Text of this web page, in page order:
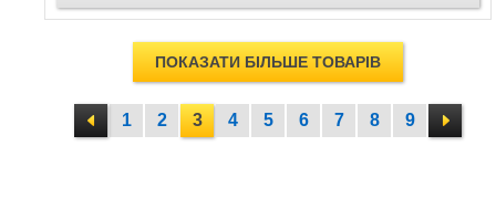
ПОКАЗАТИ БІЛЬШЕ ТОВАРІВ
1 2 3 4 5 6 7 8 9